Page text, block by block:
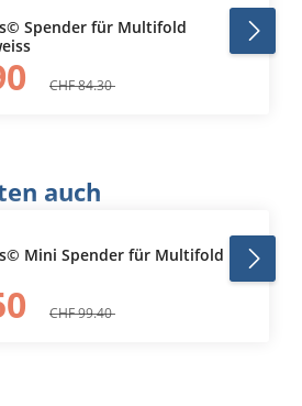
Spender für Multifold
CHF 84.30
auch
Mini Spender für Multifold
CHF 99.40